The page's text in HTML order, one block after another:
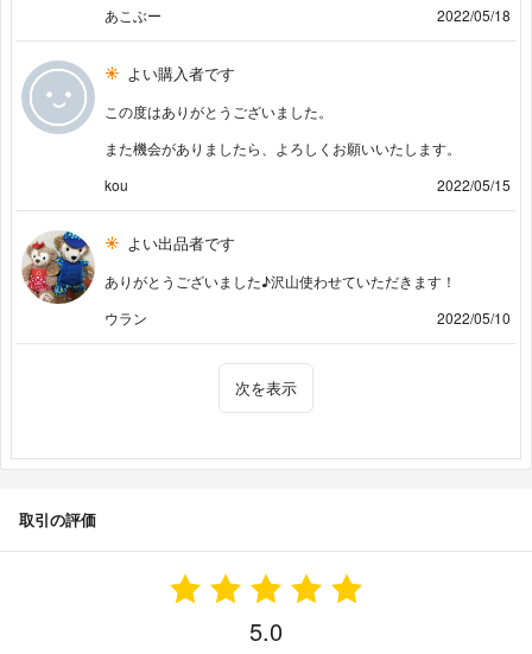
あこぶー
2022/05/18
よい購入者です
この度はありがとうございました。
また機会がありましたら、よろしくお願いいたします。
kou
2022/05/15
よい出品者です
ありがとうございました♪沢山使わせていただきます！
ウラン
2022/05/10
次を表示
取引の評価
5.0